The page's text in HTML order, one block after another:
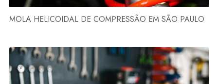
MOLA HELICOIDAL DE COMPRESSÃO EM SÃO PAULO